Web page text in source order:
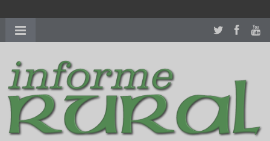
richardmillereplica
women.patekphilippe.tofor sale in usa recognized command with
dining room table ceremony. welcome to our
perfectwatches.is
shop. best youngsexdoll.comwith professional customer
services. 1: 1 design high
https://reallydiamond.com/